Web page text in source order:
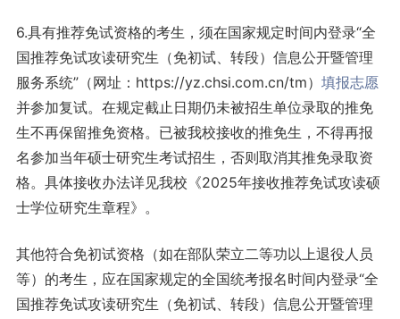
6.具有推荐免试资格的考生，须在国家规定时间内登录“全
国推荐免试攻读研究生（免初试、转段）信息公开暨管理
服务系统”（网址：https://yz.chsi.com.cn/tm） 填报志愿
并参加复试。在规定截止日期仍未被招生单位录取的推免
生不再保留推免资格。已被我校接收的推免生，不得再报
名参加当年硕士研究生考试招生，否则取消其推免录取资
格。具体接收办法详见我校《2025年接收推荐免试攻读硕
士学位研究生章程》。
其他符合免初试资格（如在部队荣立二等功以上退役人员
等）的考生，应在国家规定的全国统考报名时间内登录“全
国推荐免试攻读研究生（免初试、转段）信息公开暨管理